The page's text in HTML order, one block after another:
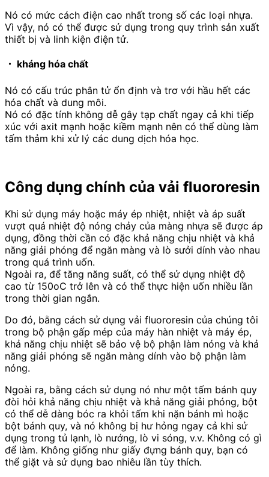
Nó có mức cách điện cao nhất trong số các loại nhựa.
Vì vậy, nó có thể được sử dụng trong quy trình sản xuất
thiết bị và linh kiện điện tử.
・ kháng hóa chất
Nó có cấu trúc phân tử ổn định và trơ với hầu hết các
hóa chất và dung môi.
Nó có đặc tính không dễ gây tạp chất ngay cả khi tiếp
xúc với axit mạnh hoặc kiềm mạnh nên có thể dùng làm
tấm thảm khi xử lý các dung dịch hóa học.
Công dụng chính của vải fluororesin
Khi sử dụng máy hoặc máy ép nhiệt, nhiệt và áp suất
vượt quá nhiệt độ nóng chảy của màng nhựa sẽ được áp
dụng, đồng thời cần có đặc khả năng chịu nhiệt và khả
năng giải phóng để ngăn màng và lò sưởi dính vào nhau
trong quá trình uốn.
Ngoài ra, để tăng năng suất, có thể sử dụng nhiệt độ
cao từ 150oC trở lên và có thể thực hiện uốn nhiều lần
trong thời gian ngắn.
Do đó, bằng cách sử dụng vải fluororesin của chúng tôi
trong bộ phận gấp mép của máy hàn nhiệt và máy ép,
khả năng chịu nhiệt sẽ bảo vệ bộ phận làm nóng và khả
năng giải phóng sẽ ngăn màng dính vào bộ phận làm
nóng.
Ngoài ra, bằng cách sử dụng nó như một tấm bánh quy
đòi hỏi khả năng chịu nhiệt và khả năng giải phóng, bột
có thể dễ dàng bóc ra khỏi tấm khi nặn bánh mì hoặc
bột bánh quy, và nó không bị hư hỏng ngay cả khi sử
dụng trong tủ lạnh, lò nướng, lò vi sóng, v.v. Không có gì
để làm. Không giống như giấy đựng bánh quy, bạn có
thể giặt và sử dụng bao nhiêu lần tùy thích.